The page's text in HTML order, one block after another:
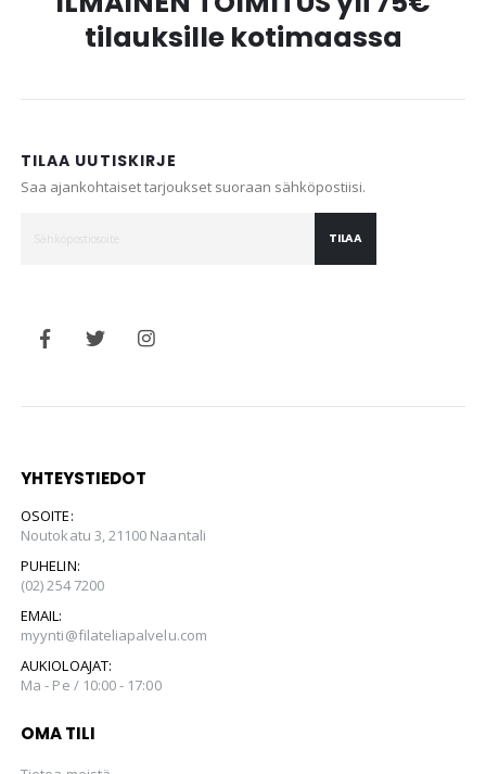
tilauksille kotimaassa
TILAA UUTISKIRJE
Saa ajankohtaiset tarjoukset suoraan sähköpostiisi.
TILAA
YHTEYSTIEDOT
OSOITE:
Noutokatu 3, 21100 Naantali
PUHELIN:
(02) 254 7200
EMAIL:
myynti@filateliapalvelu.com
AUKIOLOAJAT:
Ma - Pe / 10:00 - 17:00
OMA TILI